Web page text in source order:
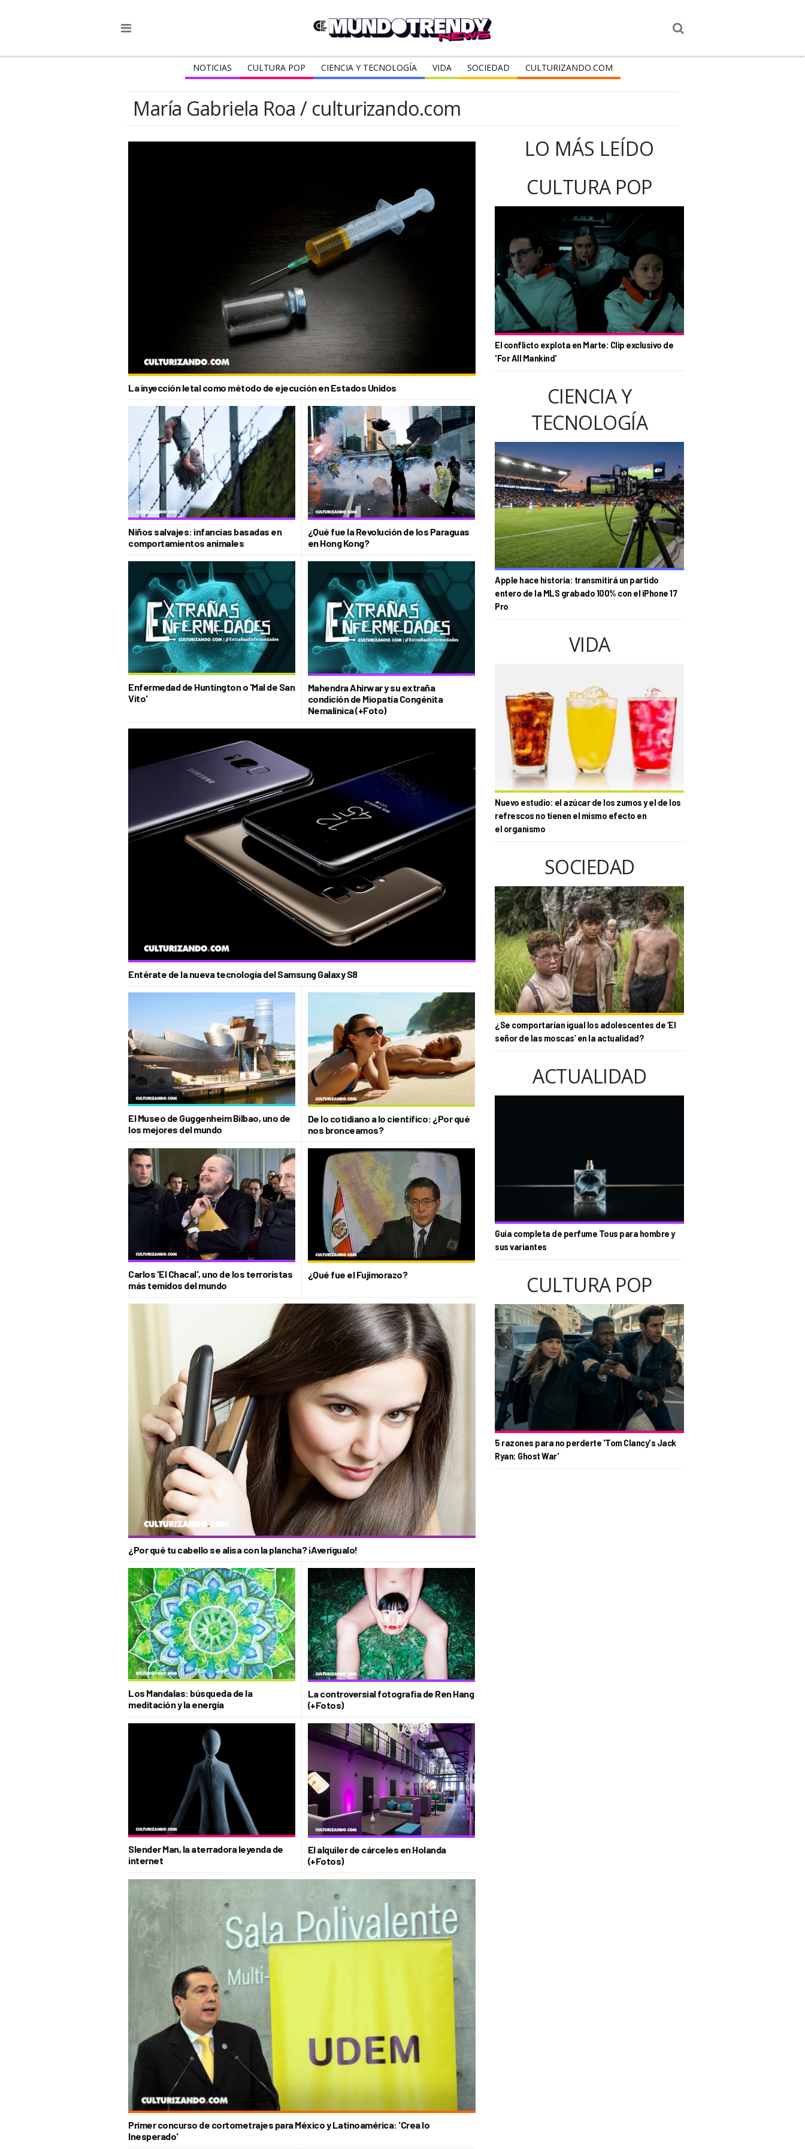
NOTICIAS CULTURA POP CIENCIA Y TECNOLOGÍA VIDA SOCIEDAD CULTURIZANDO.COM
María Gabriela Roa / culturizando.com
La inyección letal como método de ejecución en Estados Unidos
Niños salvajes: infancias basadas en
comportamientos animales
¿Qué fue la Revolución de los Paraguas
en Hong Kong?
Enfermedad de Huntington o 'Mal de San
Vito'
Mahendra Ahirwar y su extraña
condición de Miopatía Congénita
Nemalínica (+Foto)
Entérate de la nueva tecnología del Samsung Galaxy S8
El Museo de Guggenheim Bilbao, uno de
los mejores del mundo
De lo cotidiano a lo científico: ¿Por qué
nos bronceamos?
Carlos 'El Chacal', uno de los terroristas
más temidos del mundo
¿Qué fue el Fujimorazo?
¿Por qué tu cabello se alisa con la plancha? ¡Averígualo!
Los Mandalas: búsqueda de la
meditación y la energía
La controversial fotografía de Ren Hang
(+Fotos)
Slender Man, la aterradora leyenda de
internet
El alquiler de cárceles en Holanda
(+Fotos)
Primer concurso de cortometrajes para México y Latinoamérica: 'Crea lo
Inesperado'
LO MÁS LEÍDO
CULTURA POP
El conflicto explota en Marte: Clip exclusivo de
'For All Mankind'
CIENCIA Y
TECNOLOGÍA
Apple hace historia: transmitirá un partido
entero de la MLS grabado 100% con el iPhone 17
Pro
VIDA
Nuevo estudio: el azúcar de los zumos y el de los
refrescos no tienen el mismo efecto en
el organismo
SOCIEDAD
¿Se comportarían igual los adolescentes de ‘El
señor de las moscas’ en la actualidad?
ACTUALIDAD
Guía completa de perfume Tous para hombre y
sus variantes
CULTURA POP
5 razones para no perderte 'Tom Clancy's Jack
Ryan: Ghost War'